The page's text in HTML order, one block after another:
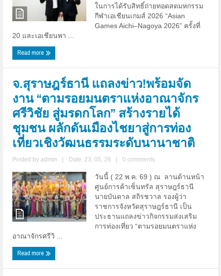
ในการได้รับสิทธิ์ถ่ายทอดสดมหกรรม
กีฬาเอเชียนเกมส์ 2026 “Asian
Games Aichi–Nagoya 2026” ครั้งที่
20 และเอเชียนพา ...
Read more
จ.สุราษฎร์ธานี แถลงข่าว!พร้อมจัด
งาน “ตามรอยมนตราแห่งอาณาจักร
ศรีวิชัย สู่มรดกโลก” สร้างรายได้
ชุมชน ผลักดันเมืองไชยาสู่การท่อง
เที่ยวเชิงวัฒนธรรมระดับนานาชาติ
Posted byadmin Date: 23, 05, 26 0 comments
วันนี้ ( 22 พ.ค. 69 ) ณ ลานด้านหน้า
ศูนย์การค้าเซ็นทรัล สุราษฎร์ธานี
นายบันดาล สถิรชวาล รองผู้ว่า
ราชการจังหวัดสุราษฎร์ธานี เป็น
ประธานแถลงข่าวกิจกรรมส่งเสริม
การท่องเที่ยว “ตามรอยมนตราแห่ง
อาณาจักรศรีวิ ...
Read more